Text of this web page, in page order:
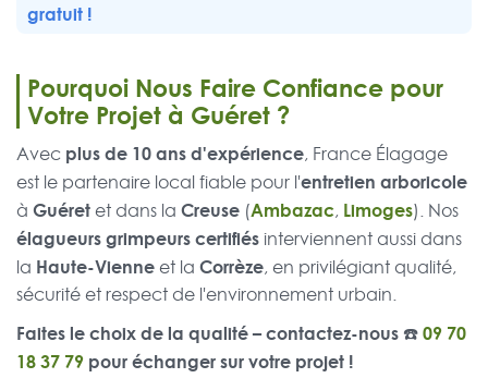
gratuit !
Pourquoi Nous Faire Confiance pour
Votre Projet à Guéret ?
Avec plus de 10 ans d'expérience, France Élagage
est le partenaire local fiable pour l'entretien arboricole
à Guéret et dans la Creuse (Ambazac, Limoges). Nos
élagueurs grimpeurs certifiésinterviennent aussi dans
la Haute-Vienne et la Corrèze, en privilégiant qualité,
sécurité et respect de l'environnement urbain.
Faites le choix de la qualité – contactez-nous ☎️09 70
18 37 79 pour échanger sur votre projet !